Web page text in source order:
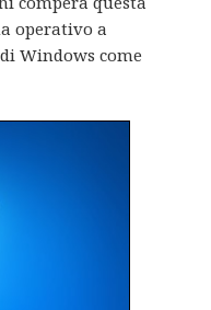
operativo a
Windows come